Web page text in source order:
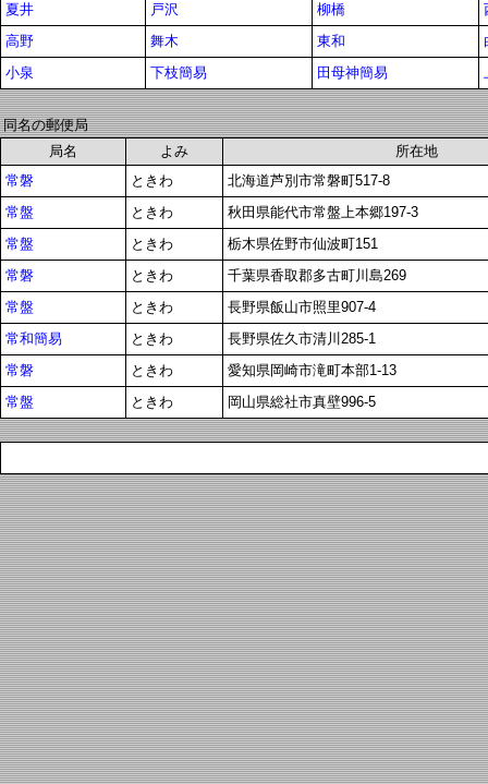
夏井
戸沢 柳橋
高野
舞木 東和
小泉
下枝簡易 田母神簡易
同名の郵便局
局名
よみ
所在地
常磐
ときわ
北海道芦別市常磐町517-8
常盤
ときわ
秋田県能代市常盤上本郷197-3
常盤
ときわ
栃木県佐野市仙波町151
常磐
ときわ
千葉県香取郡多古町川島269
常盤
ときわ
長野県飯山市照里907-4
常和簡易
ときわ
長野県佐久市清川285-1
常磐
ときわ
愛知県岡崎市滝町本部1-13
常盤
ときわ 岡山県総社市真壁996-5